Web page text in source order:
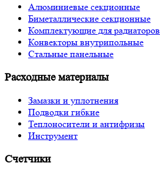
Алюминиевые секционные
Биметаллические секционные
Комплектующие для радиаторов
Конвекторы внутрипольные
Стальные панельные
Расходные материалы
Замазки и уплотнения
Подводки гибкие
Теплоносители и антифризы
Инструмент
Счетчики